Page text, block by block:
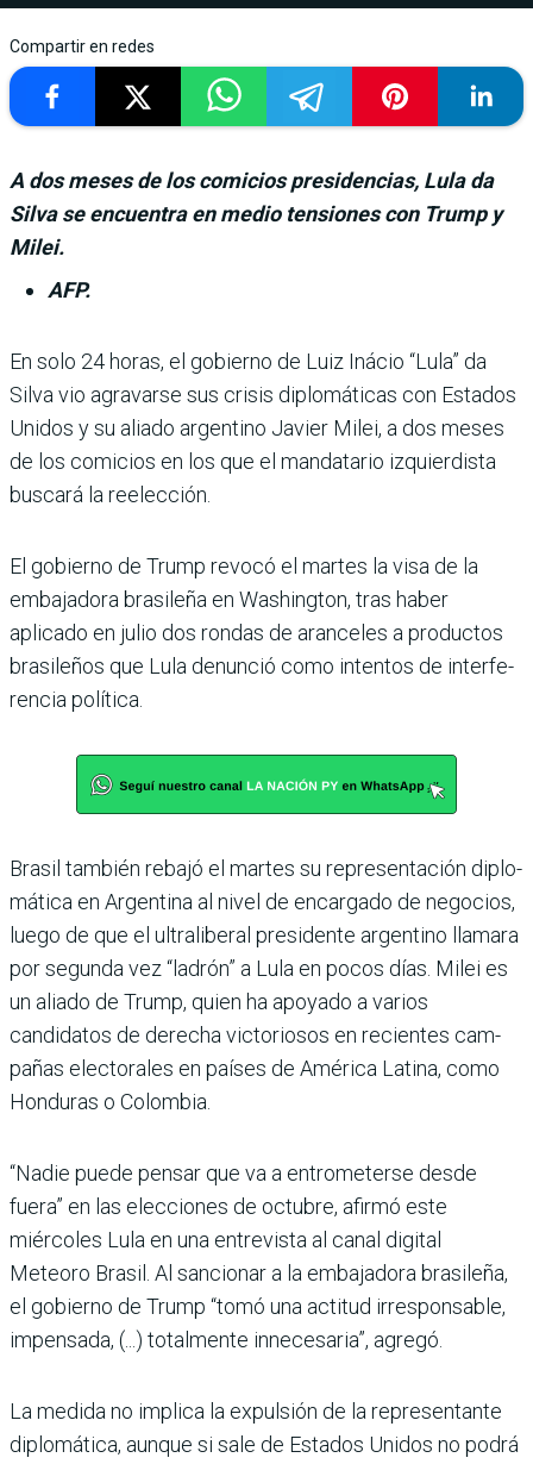
Compartir en redes
A dos meses de los comicios presidencias, Lula da
Silva se encuentra en medio tensiones con Trump y
Milei.
AFP.
En solo 24 horas, el gobierno de Luiz Iná­cio “Lula” da
Silva vio agravarse sus crisis diplomá­ticas con Estados
Unidos y su aliado argentino Javier Milei, a dos meses
de los comicios en los que el mandatario izquier­dista
buscará la reelección.
El gobierno de Trump revocó el martes la visa de la
embaja­dora brasileña en Washington, tras haber
aplicado en julio dos rondas de aranceles a produc­tos
brasileños que Lula denun­ció como intentos de interfe­
rencia política.
Brasil también rebajó el mar­tes su representación diplo­
mática en Argentina al nivel de encargado de negocios,
luego de que el ultraliberal presi­dente argentino llamara
por segunda vez “ladrón” a Lula en pocos días. Milei es
un aliado de Trump, quien ha apoyado a varios
candidatos de derecha victoriosos en recientes cam­
pañas electorales en países de América Latina, como
Hondu­ras o Colombia.
“Nadie puede pensar que va a entrometerse desde
fuera” en las elecciones de octubre, afirmó este
miércoles Lula en una entrevista al canal digital
Meteoro Brasil. Al sancionar a la embajadora brasileña,
el gobierno de Trump “tomó una actitud irresponsable,
impen­sada, (...) totalmente innecesa­ria”, agregó.
La medida no implica la expul­sión de la representante
diplo­mática, aunque si sale de Esta­dos Unidos no podrá